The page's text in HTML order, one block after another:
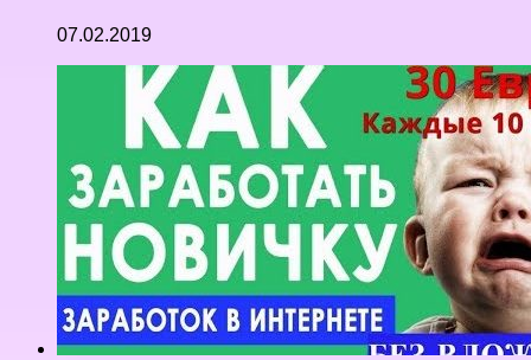
07.02.2019